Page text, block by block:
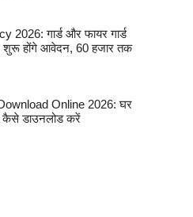
2026: गार्ड और फायर गार्ड
शुरू होंगे आवेदन, 60 हजार तक
Online 2026: घर
कैसे डाउनलोड करें